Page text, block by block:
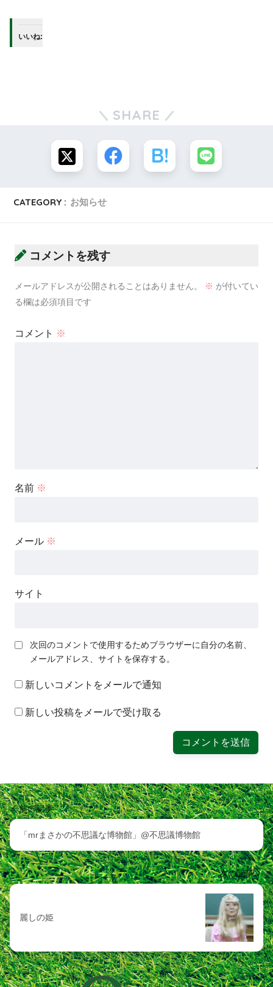
いいね:
SHARE
CATEGORY : お知らせ
コメントを残す
メールアドレスが公開されることはありません。 ※ が付いてい
る欄は必須項目です
コメント ※
名前 ※
メール ※
サイト
次回のコメントで使用するためブラウザーに自分の名前、
メールアドレス、サイトを保存する。
新しいコメントをメールで通知
新しい投稿をメールで受け取る
前の記事
「mrまさかの不思議な博物館」@不思議博物館
次の記事
麗しの姫